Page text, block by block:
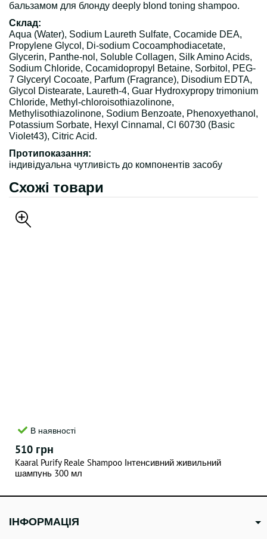
бальзамом для блонду deeply blond toning shampoo.
Склад:
Aqua (Water), Sodium Laureth Sulfate, Cocamide DEA,
Propylene Glycol, Di-sodium Cocoamphodiacetate,
Glycerin, Panthe-nol, Soluble Collagen, Silk Amino Acids,
Sodium Chloride, Cocamidopropyl Betaine, Sorbitol, PEG-
7 Glyceryl Cocoate, Parfum (Fragrance), Disodium EDTA,
Glycol Distearate, Laureth-4, Guar Hydroxypropy trimonium
Chloride, Methyl-chloroisothiazolinone,
Methylisothiazolinone, Sodium Benzoate, Phenoxyethanol,
Potassium Sorbate, Hexyl Cinnamal, Cl 60730 (Basic
Violet43), Citric Acid.
Протипоказання:
індивідуальна чутливість до компонентів засобу
Схожі товари
В наявності
510 грн
Kaaral Purify Reale Shampoo Інтенсивний живильний
шампунь 300 мл
ІНФОРМАЦІЯ